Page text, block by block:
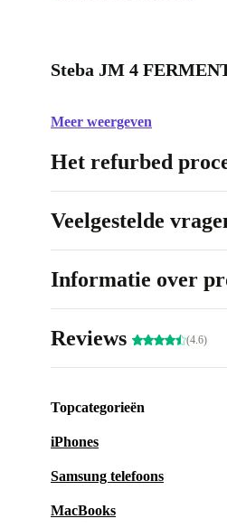
Steba JM 4
Meer weergeven
Het refurbed
Veelgestelde
Informatie over
Reviews (4.6)
Topcategorieën
iPhones
Samsung telefoons
MacBooks